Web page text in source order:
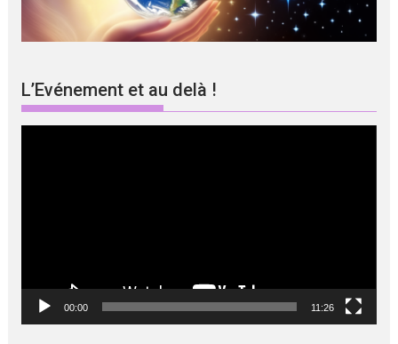
L’Evénement et au delà !
00:00 11:26